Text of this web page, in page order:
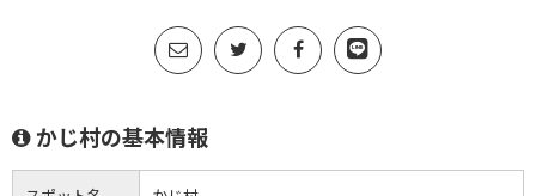
かじ村の基本情報